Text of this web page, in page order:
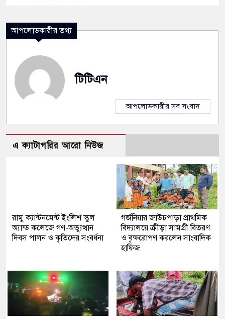
আপলোডকারীর তথ্য
টিটিএন
আপলোডকারীর সব সংবাদ
এ ক্যাটাগরির আরো নিউজ
রামু ক্যান্টনমেন্ট ইংলিশ স্কুল
অ্যান্ড কলেজে গণ-অভ্যুত্থান
দিবস পালন ও কৃতিদের সংবর্ধনা
গর্জনিয়ার জাউচপাড়া প্রাথমিক
বিদ্যালয়ে ক্রীড়া সামগ্রী বিতরণ
ও বৃক্ষরোপণ করলেন সাংবাদিক
হাফিজ